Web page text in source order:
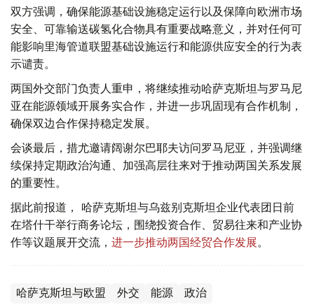
双方强调，确保能源基础设施稳定运行以及保障向欧洲市场
安全、可靠输送碳氢化合物具有重要战略意义，并对任何可
能影响里海管道联盟基础设施运行和能源供应安全的行为表
示谴责。
两国外交部门负责人重申，将继续推动哈萨克斯坦与罗马尼
亚在能源领域开展务实合作，并进一步巩固现有合作机制，
确保双边合作保持稳定发展。
会谈最后，措尤邀请阔谢尔巴耶夫访问罗马尼亚，并强调继
续保持定期政治沟通、加强高层往来对于推动两国关系发展
的重要性。
据此前报道， 哈萨克斯坦与乌兹别克斯坦企业代表团日前
在塔什干举行商务论坛，围绕投资合作、贸易往来和产业协
作等议题展开交流， 进一步推动两国经贸合作发展。
哈萨克斯坦与欧盟 外交 能源 政治